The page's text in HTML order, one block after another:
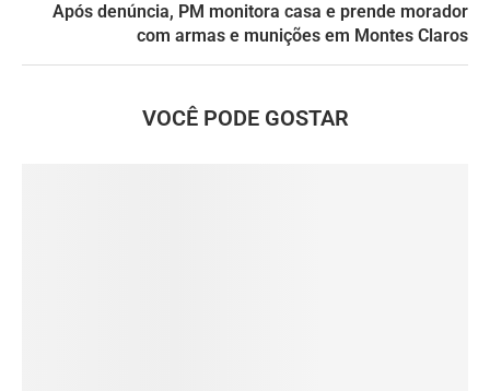
Após denúncia, PM monitora casa e prende morador
com armas e munições em Montes Claros
VOCÊ PODE GOSTAR